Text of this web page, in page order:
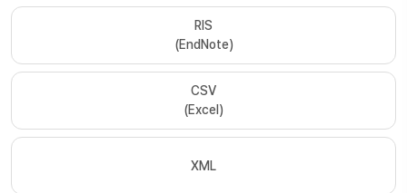
RIS
(EndNote)
CSV
(Excel)
XML